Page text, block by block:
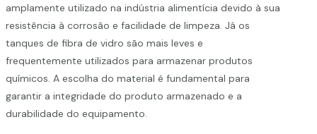
amplamente utilizado na indústria alimentícia devido à sua
resistência à corrosão e facilidade de limpeza. Já os
tanques de fibra de vidro são mais leves e
frequentemente utilizados para armazenar produtos
químicos. A escolha do material é fundamental para
garantir a integridade do produto armazenado e a
durabilidade do equipamento.